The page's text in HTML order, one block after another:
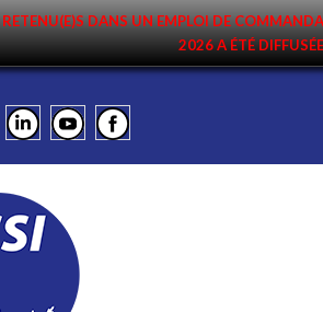
RETENU(E)S DANS UN EMPLOI DE
2026 A ÉTÉ
2026